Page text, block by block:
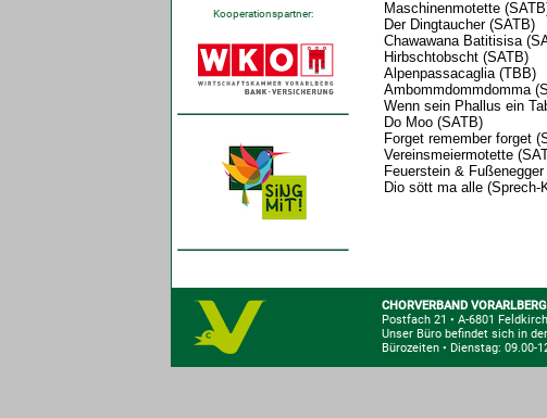
Kooperationspartner:
Maschinenmotette
Der Dingtaucher (SATB)
Chawawana Batitisisa
Hirbschtobscht (SATB)
Alpenpassacaglia (TBB)
Ambommdommdomma
Wenn sein Phallus ein
Do Moo (SATB)
Forget remember forget
Vereinsmeiermotette
Feuerstein &
Dio sött ma alle (Sprech-
CHORVERBAND VORARLBERG
Postfach 21 • A-6801 Feldkirch
Unser Büro befindet sich in
Bürozeiten • Dienstag: 09.00-